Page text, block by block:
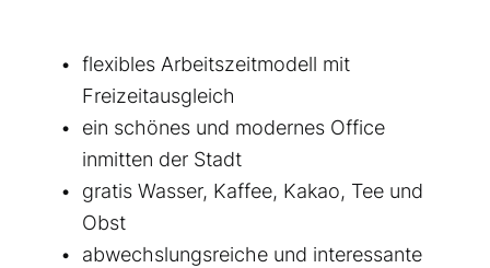
flexibles Arbeitszeitmodell mit
Freizeitausgleich
ein schönes und modernes Office
inmitten der Stadt
gratis Wasser, Kaffee, Kakao, Tee und
Obst
abwechslungsreiche und interessante